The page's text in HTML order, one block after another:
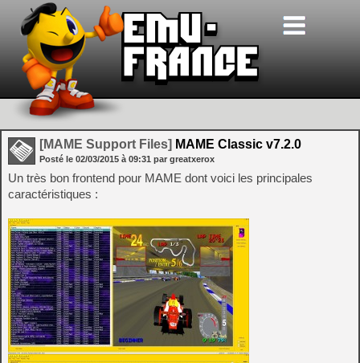
[MAME Support Files] MAME Classic v7.2.0
Posté le 02/03/2015 à 09:31 par greatxerox
Un très bon frontend pour MAME dont voici les principales
caractéristiques :